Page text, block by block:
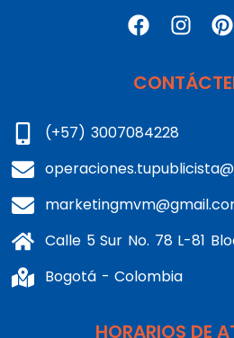
(+57) 3007084228
Bogotá - Colombia
HORARIOS DE